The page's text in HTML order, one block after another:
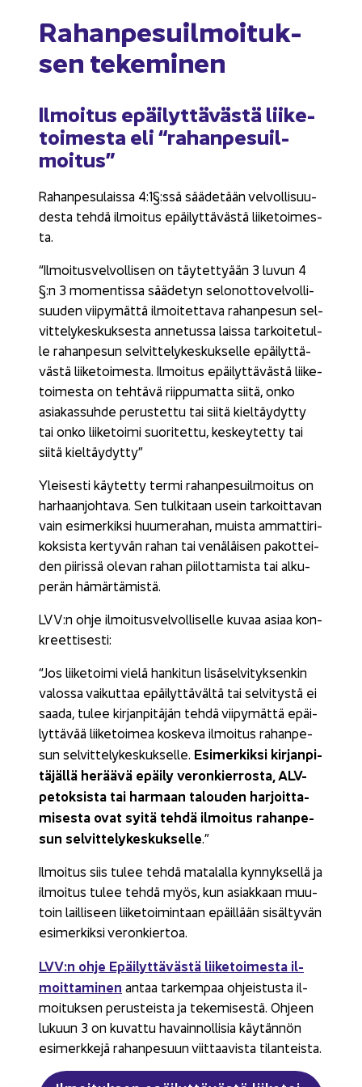
Ra­han­pe­suil­moi­tuk­
sen te­ke­mi­nen
Il­moi­tus epäi­lyt­tä­väs­tä lii­ke­
toi­mes­ta eli “ra­han­pe­suil­
moi­tus”
Ra­han­pe­su­lais­sa 4:1§:ssä sää­de­tään vel­vol­li­suu­
des­ta tehdä il­moi­tus epäi­lyt­tä­väs­tä lii­ke­toi­mes­
ta.
“Il­moi­tus­vel­vol­li­sen on täy­tet­ty­ään 3 luvun 4
§:n 3 mo­men­tis­sa sää­de­tyn se­lon­ot­to­vel­vol­li­
suu­den vii­py­mät­tä il­moi­tet­ta­va ra­han­pe­sun sel­
vit­te­ly­kes­kuk­ses­ta an­ne­tus­sa lais­sa tar­koi­te­tul­
le ra­han­pe­sun sel­vit­te­ly­kes­kuk­sel­le epäi­lyt­tä­
väs­tä lii­ke­toi­mes­ta. Il­moi­tus epäi­lyt­tä­väs­tä lii­ke­
toi­mes­ta on teh­tä­vä riip­pu­mat­ta siitä, onko
asia­kas­suh­de pe­rus­tet­tu tai siitä kiel­täy­dyt­ty
tai onko lii­ke­toi­mi suo­ri­tet­tu, kes­key­tet­ty tai
siitä kiel­täy­dyt­ty”
Ylei­ses­ti käy­tet­ty termi ra­han­pe­suil­moi­tus on
har­haan­joh­ta­va. Sen tul­ki­taan usein tar­koit­ta­van
vain esi­mer­kik­si huu­me­ra­han, muis­ta am­mat­ti­ri­
kok­sis­ta ker­ty­vän rahan tai ve­nä­läi­sen pa­kot­tei­
den pii­ris­sä ole­van rahan pii­lot­ta­mis­ta tai al­ku­
pe­rän hä­mär­tä­mis­tä.
LVV:n ohje il­moi­tus­vel­vol­li­sel­le kuvaa asiaa kon­
kreet­ti­ses­ti:
“Jos lii­ke­toi­mi vielä han­ki­tun li­sä­sel­vi­tyk­sen­kin
va­los­sa vai­kut­taa epäi­lyt­tä­väl­tä tai sel­vi­tys­tä ei
saada, tulee kir­jan­pi­tä­jän tehdä vii­py­mät­tä epäi­
lyt­tä­vää lii­ke­toi­mea kos­ke­va il­moi­tus ra­han­pe­
sun sel­vit­te­ly­kes­kuk­sel­le. Esi­mer­kik­si kir­jan­pi­
tä­jäl­lä he­rää­vä epäi­ly ve­ron­kier­ros­ta, ALV-​
petoksista tai har­maan ta­lou­den har­joit­ta­
mi­ses­ta ovat syitä tehdä il­moi­tus ra­han­pe­
sun sel­vit­te­ly­kes­kuk­sel­le.”
Il­moi­tus siis tulee tehdä ma­ta­lal­la kyn­nyk­sel­lä ja
il­moi­tus tulee tehdä myös, kun asiak­kaan muu­
toin lail­li­seen lii­ke­toi­min­taan epäil­lään si­säl­ty­vän
esi­mer­kik­si ve­ron­kier­toa.
LVV:n ohje Epäi­lyt­tä­väs­tä lii­ke­toi­mes­ta il­
moit­ta­mi­nen antaa tar­kem­paa oh­jeis­tus­ta il­
moi­tuk­sen pe­rus­teis­ta ja te­ke­mi­ses­tä. Oh­jeen
lu­kuun 3 on ku­vat­tu ha­vain­nol­li­sia käy­tän­nön
esi­merk­ke­jä ra­han­pe­suun viit­taa­vis­ta ti­lan­teis­ta.